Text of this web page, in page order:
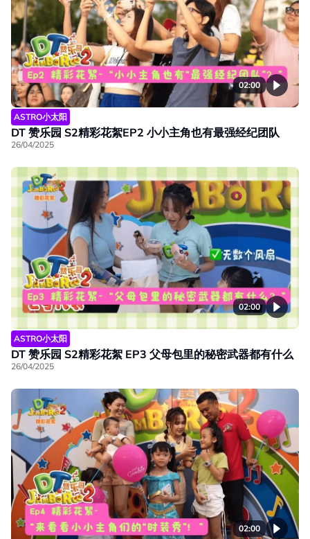
02:00
ASTRO小太阳
DT 赞乐园 S2精彩花絮EP2 小小主角也有最强经纪团队
26/04/2025
02:00
ASTRO小太阳
DT 赞乐园 S2精彩花絮 EP3 父母包里的秘密武器都有什么
26/04/2025
02:00